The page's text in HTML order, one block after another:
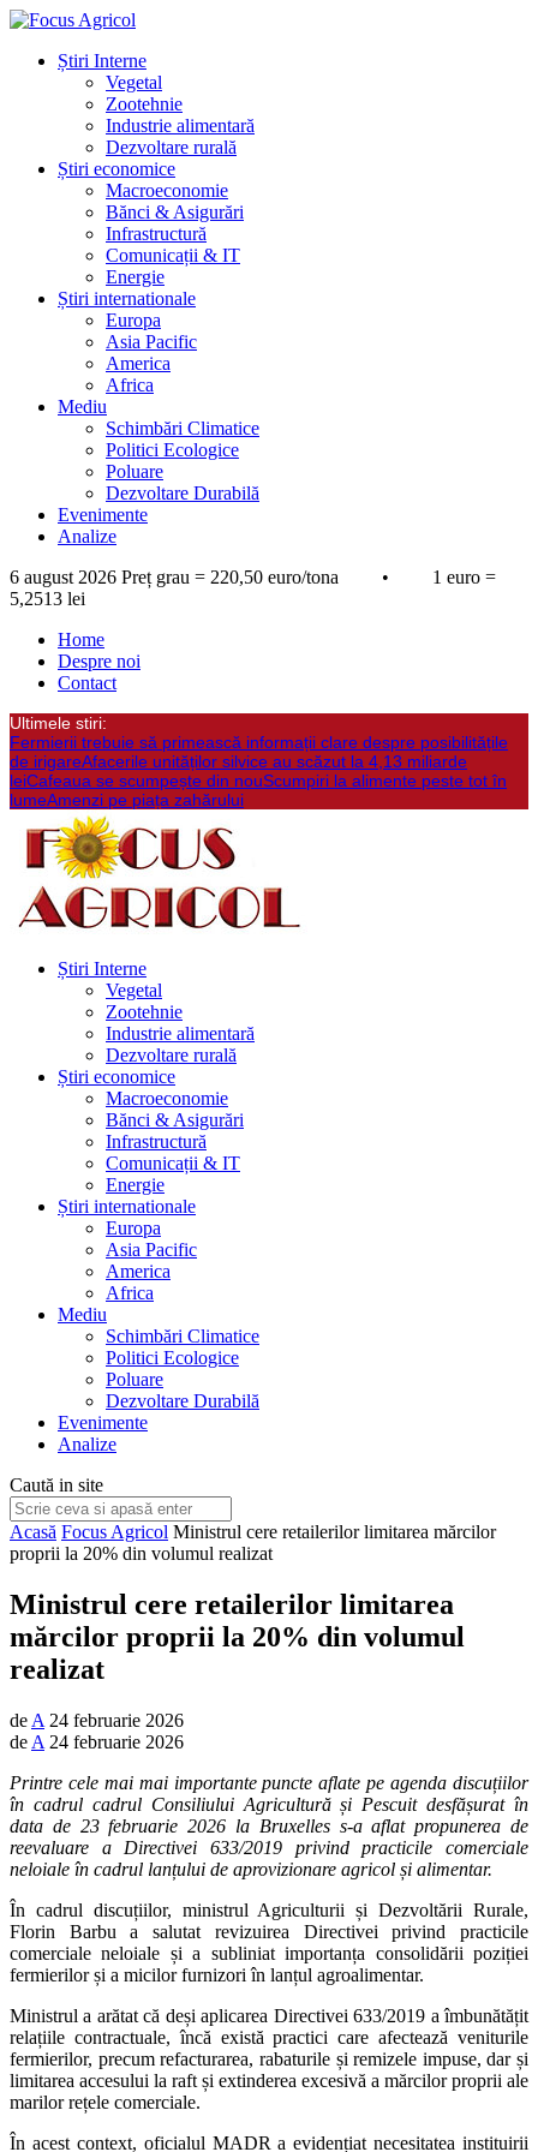
Știri Interne
Vegetal
Zootehnie
Industrie alimentară
Dezvoltare rurală
Știri economice
Macroeconomie
Bănci & Asigurări
Infrastructură
Comunicații & IT
Energie
Știri internationale
Europa
Asia Pacific
America
Africa
Mediu
Schimbări Climatice
Politici Ecologice
Poluare
Dezvoltare Durabilă
Evenimente
Analize
6 august 2026 Preț grau = 220,50 euro/tona • 1 euro =
5,2513 lei
Home
Despre noi
Contact
Ultimele stiri:
Fermierii trebuie să primească informații clare despre posibilitățile
de irigareAfacerile unităților silvice au scăzut la 4,13 miliarde
leiCafeaua se scumpește din nouScumpiri la alimente peste tot în
lumeAmenzi pe piața zahărului
Știri Interne
Vegetal
Zootehnie
Industrie alimentară
Dezvoltare rurală
Știri economice
Macroeconomie
Bănci & Asigurări
Infrastructură
Comunicații & IT
Energie
Știri internationale
Europa
Asia Pacific
America
Africa
Mediu
Schimbări Climatice
Politici Ecologice
Poluare
Dezvoltare Durabilă
Evenimente
Analize
Caută in site
Acasă Focus Agricol Ministrul cere retailerilor limitarea mărcilor
proprii la 20% din volumul realizat
Ministrul cere retailerilor limitarea
mărcilor proprii la 20% din volumul
realizat
de A 24 februarie 2026
de A 24 februarie 2026
Printre cele mai mai importante puncte aflate pe agenda discuțiilor
în cadrul cadrul Consiliului Agricultură și Pescuit desfășurat în
data de 23 februarie 2026 la Bruxelles s-a aflat propunerea de
reevaluare a Directivei 633/2019 privind practicile comerciale
neloiale în cadrul lanțului de aprovizionare agricol și alimentar.
În cadrul discuțiilor, ministrul Agriculturii și Dezvoltării Rurale,
Florin Barbu a salutat revizuirea Directivei privind practicile
comerciale neloiale și a subliniat importanța consolidării poziției
fermierilor și a micilor furnizori în lanțul agroalimentar.
Ministrul a arătat că deși aplicarea Directivei 633/2019 a îmbunătățit
relațiile contractuale, încă există practici care afectează veniturile
fermierilor, precum refacturarea, rabaturile și remizele impuse, dar și
limitarea accesului la raft și extinderea excesivă a mărcilor proprii ale
marilor rețele comerciale.
În acest context, oficialul MADR a evidențiat necesitatea instituirii